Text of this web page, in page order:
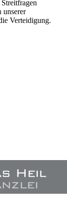
unserer
Verteidigung.